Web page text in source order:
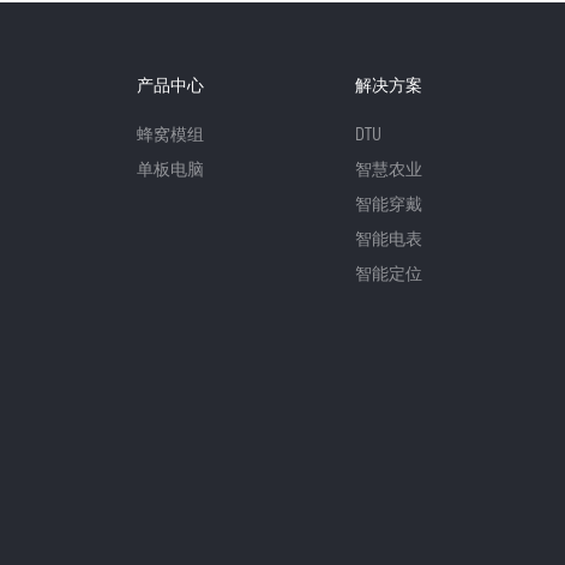
产品中心
蜂窝模组
单板电脑
解决方案
DTU
智慧农业
智能穿戴
智能电表
智能定位